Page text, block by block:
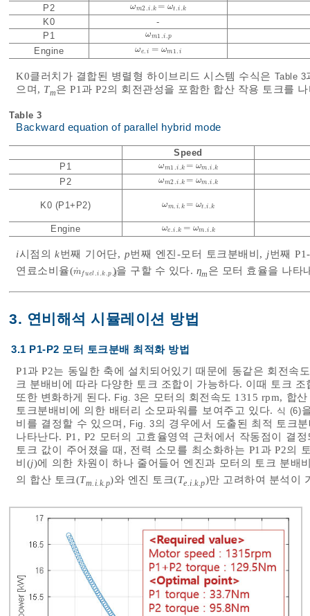
P2
ωm2.i.k = ωt.i.k
ωm2.i.k=ωt.i
K0
-
P1
ωm1.i.p
ωm1.i.
Engine
ωe. i = ωm 1. i
ωe. i= ωm1.
K0클러치가 결합된 병렬형 하이브리드 시스템 수식은 Table 3
으며, Tm은 P1과 P2의 회전관성을 포함한 합산 작용 토크를
Table 3
Backward equation of parallel hybrid mode
Speed
P1
ωm1.i.k = ωm.i.k
ωm 1 .i.k=ωm .i
P2
ωm2.i.k = ωm.i.k
ωm 2 .i.k=ωm .i
K0 (P1+P2) ωm. i. k = ωt.i.k
ωm. i. k=ω t. i.
Engine ωe.i.k = ωm.i.k
ωe. i. k=ωm .i.
i시점의k번째 기어단, p번째 엔진-모터 토크분배비, j번째
연료소비율(m
˙ fuel .i .k .p .j
m˙fuel .i .k.p.j
)을 구할 수 있다. ηm 은 모터 효율을 나타
3. 연비해석 시뮬레이션 방법
3.1 P1-P2 모터 토크분배 최적화 방법
P1과 P2는 동일한 축에 설치되어있기 때문에 동같은 회전속
크 분배비에 따라 다양한 토크 조합이 가능하다. 이때 토크
또한 변화하게 된다. Fig. 3은 모터의 회전속도 1315 rpm, 합
토크분배비에 의한 배터리 소모파워를 보여주고 있다. 식 (6)
비를 결정할 수 있으며, Fig. 3의 경우에서 도출된 최적 토크
나타난다. P1, P2 모터의 고효율영역 근처에서 작동점이 결
토크 값이 주어졌을 때, 전력 소모를 최소화하는 P1과 P2의
비(j)에 의한 차원이 하나 줄어들어 엔진과 모터의 토크 분배
의 합산 토크(Tm.i.k.p)와 엔진 토크(Te.i.k.p)만 고려하여 분석이